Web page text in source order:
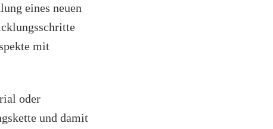
eines neuen
mit
oder
und damit